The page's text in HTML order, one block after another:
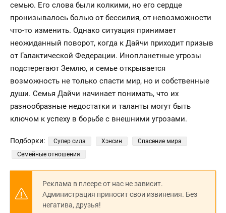
семью. Его слова были колкими, но его сердце
пронизывалось болью от бессилия, от невозможности
что-то изменить. Однако ситуация принимает
неожиданный поворот, когда к Дайчи приходит призыв
от Галактической Федерации. Инопланетные угрозы
подстерегают Землю, и семье открывается
возможность не только спасти мир, но и собственные
души. Семья Дайчи начинает понимать, что их
разнообразные недостатки и таланты могут быть
ключом к успеху в борьбе с внешними угрозами.
Подборки: Супер сила Хэнсин
Спасение мира
Семейные отношения
Реклама в плеере от нас не зависит.
Администрация приносит свои извинения. Без
негатива, друзья!